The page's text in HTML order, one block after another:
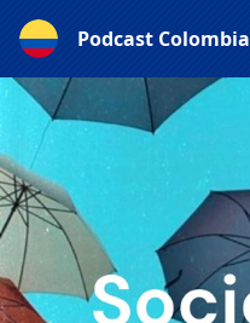
Podcast Colombia